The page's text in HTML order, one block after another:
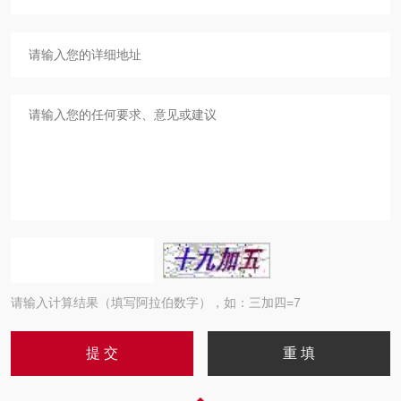
请输入计算结果（填写阿拉伯数字），如：三加四=7